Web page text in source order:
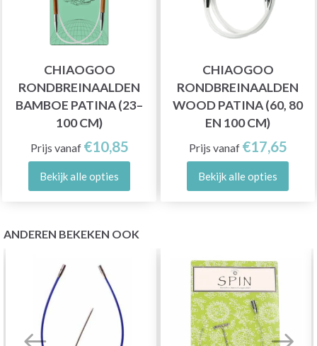
CHIAOGOO
RONDBREINAALDEN
BAMBOE PATINA (23–
100 CM)
Prijs vanaf €10,85
Bekijk alle opties
CHIAOGOO
RONDBREINAALDEN
WOOD PATINA (60, 80
EN 100 CM)
Prijs vanaf €17,65
Bekijk alle opties
ANDEREN BEKEKEN OOK